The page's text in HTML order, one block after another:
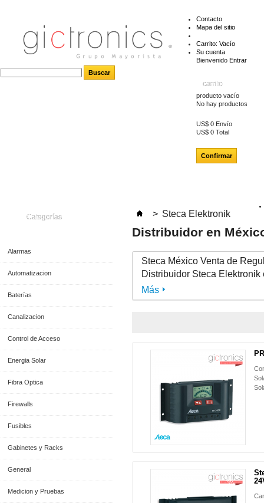
Contacto
Mapa del sitio
Carrito: Vacío
Su cuenta
Bienvenido Entrar
carrito
producto vacío
No hay productos
US$ 0 Envío
US$ 0 Total
Confirmar
Categorías
Alarmas
Automatizacion
Baterías
Canalizacion
Control de Acceso
Energia Solar
Fibra Optica
Firewalls
Fusibles
Gabinetes y Racks
General
Medicion y Pruebas
> Steca Elektronik
Distribuidor en
Steca México Venta de
Distribuidor Steca Elektronik
Más
NUEVO